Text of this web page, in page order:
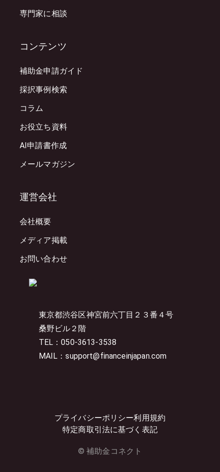
東京都渋谷区神宮前六丁目２３番４号
桑野ビル２階
TEL：050-3613-3538
MAIL：support@financeinjapan.com
プライバシーポリシー利用規約
特定商取引法に基づく表記
© 補助金コネクト
専門家に相談
コンテンツ
補助金申請ガイド
採択事例検索
コラム
お役立ち資料
AI申請書作成
メールマガジン
運営会社
会社概要
メディア掲載
お問い合わせ